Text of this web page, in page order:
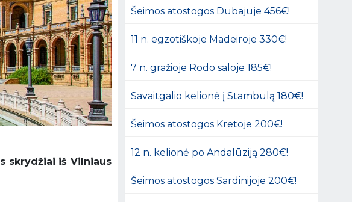
skrydžiai iš Vilniaus
Šeimos atostogos Dubajuje 456€!
11 n. egzotiškoje Madeiroje 330€!
7 n. gražioje Rodo saloje 185€!
Savaitgalio kelionė į Stambulą 180€!
Šeimos atostogos Kretoje 200€!
12 n. kelionė po Andalūziją 280€!
Šeimos atostogos Sardinijoje 200€!